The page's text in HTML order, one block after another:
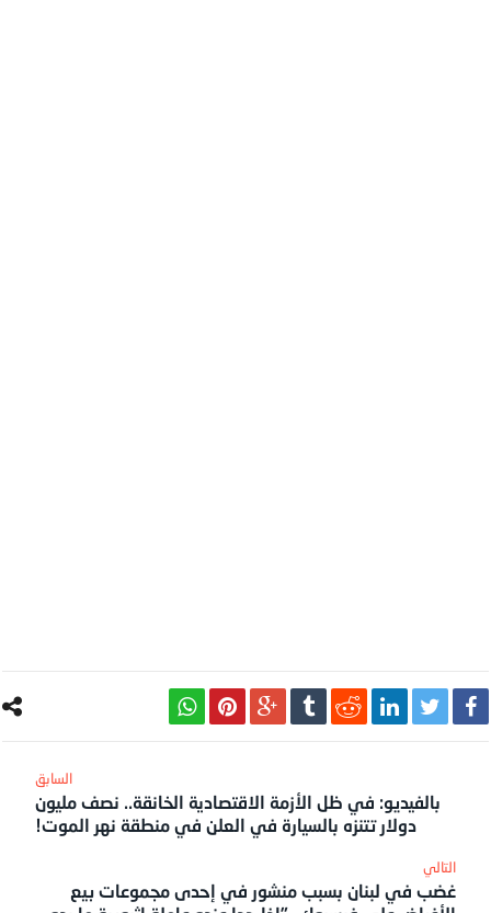
بالفيديو: في ظل الأزمة الاقتصادية الخانقة.. نصف مليون
دولار تتنزه بالسيارة في العلن في منطقة نهر الموت!
‎التالي
غضب في لبنان بسبب منشور في إحدى مجموعات بيع